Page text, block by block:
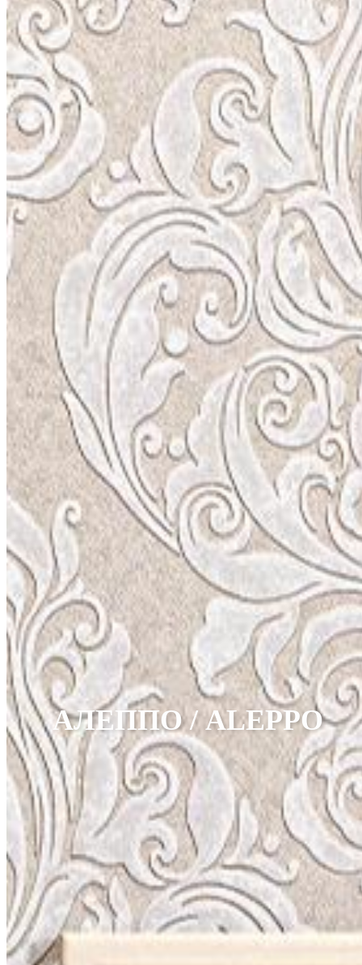
АЛЕППО / ALEPPO